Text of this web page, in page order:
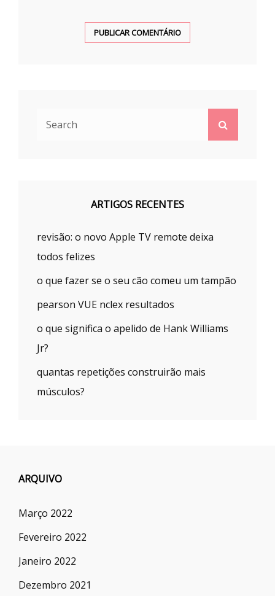
ARTIGOS RECENTES
revisão: o novo Apple TV remote deixa
todos felizes
o que fazer se o seu cão comeu um tampão
pearson VUE nclex resultados
o que significa o apelido de Hank Williams
Jr?
quantas repetições construirão mais
músculos?
ARQUIVO
Março 2022
Fevereiro 2022
Janeiro 2022
Dezembro 2021